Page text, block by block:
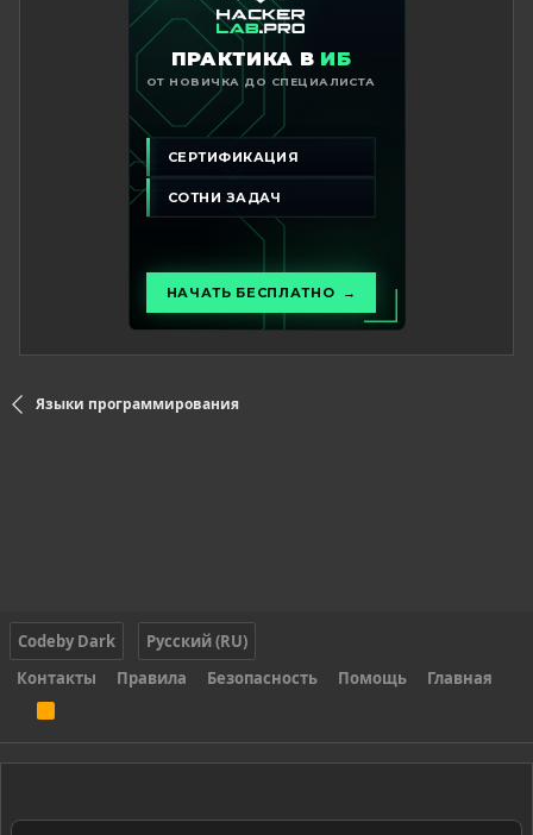
Языки программирования
Codeby Dark
Русский (RU)
Контакты
Правила Безопасность Помощь Главная
S